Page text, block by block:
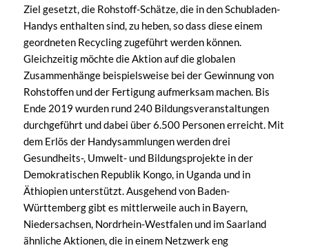
Ziel gesetzt, die Rohstoff-Schätze, die in den Schubladen-
Handys enthalten sind, zu heben, so dass diese einem
geordneten Recycling zugeführt werden können.
Gleichzeitig möchte die Aktion auf die globalen
Zusammenhänge beispielsweise bei der Gewinnung von
Rohstoffen und der Fertigung aufmerksam machen. Bis
Ende 2019 wurden rund 240 Bildungsveranstaltungen
durchgeführt und dabei über 6.500 Personen erreicht. Mit
dem Erlös der Handysammlungen werden drei
Gesundheits-, Umwelt- und Bildungsprojekte in der
Demokratischen Republik Kongo, in Uganda und in
Äthiopien unterstützt. Ausgehend von Baden-
Württemberg gibt es mittlerweile auch in Bayern,
Niedersachsen, Nordrhein-Westfalen und im Saarland
ähnliche Aktionen, die in einem Netzwerk eng